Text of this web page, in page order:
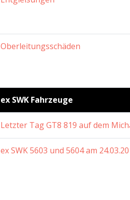
Oberleitungsschäden
ex SWK Fahrzeuge
Letzter Tag GT8 819 auf dem
ex SWK 5603 und 5604 am